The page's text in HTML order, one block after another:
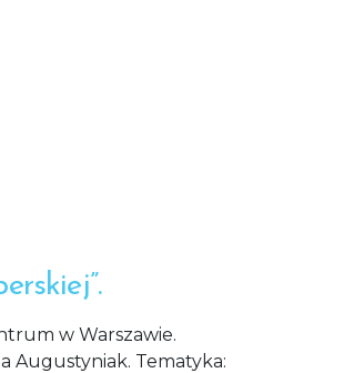
w Warszawie.
Augustyniak. Tematyka: